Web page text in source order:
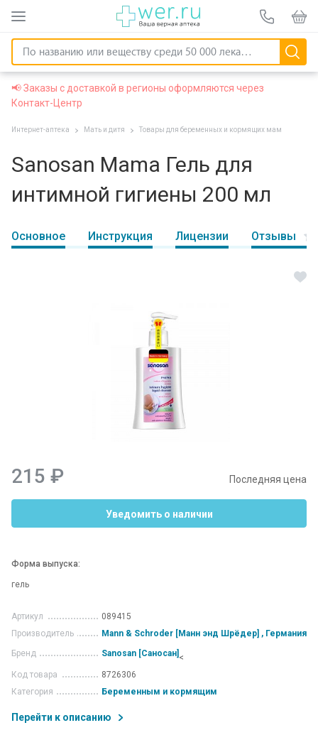
📢 Заказы с доставкой в регионы оформляются через
Контакт-Центр
Интернет-аптека Мать и дитя Товары для беременных и кормящих мам
Sanosan Mama Гель для
интимной гигиены 200 мл
Основное Инструкция Лицензии Отзывы
215 ₽ Последняя цена
Уведомить о наличии
Форма выпуска:
гель
Артикул
089415
Производитель
Mann & Schroder [Манн энд Шрёдер] , Германия
Бренд
Sanosan [Саносан] <
Код товара
8726306
Категория
Беременным и кормящим
Перейти к описанию